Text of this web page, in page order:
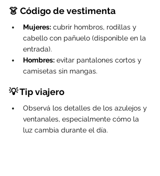
👗 Código de vestimenta
Mujeres: cubrir hombros, rodillas y
cabello con pañuelo (disponible en la
entrada).
Hombres: evitar pantalones cortos y
camisetas sin mangas.
💡 Tip viajero
Observá los detalles de los azulejos y
ventanales, especialmente cómo la
luz cambia durante el día.